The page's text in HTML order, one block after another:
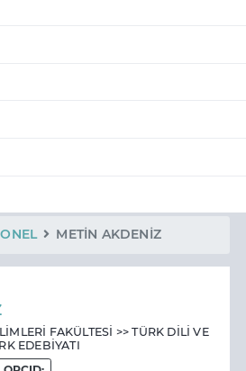
METİN AKDENİZ
FAKÜLTESİ >> TÜRK DİLİ VE
EDEBİYATI